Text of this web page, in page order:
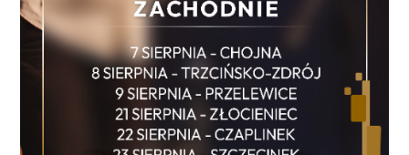
dziś mniej więcej tyle, ile było wtedy, około 9,5 tysiąca.
Najbardziej spektakularna zmiana dotyczy jednak
aut elektrycznych. Dziesięć lat temu były w
Koszalinie zarejestrowane 4 takie pojazdy. Dziś jest
ich 526. Nadal nie jest to rewolucja na miarę cichego
miasta przyszłości, ale kierunek jest oczywisty.
Elektryki przestały być ciekawostką, a stały się